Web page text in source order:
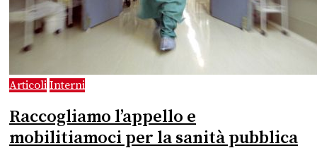
Articoli Interni
Raccogliamo l’appello e
mobilitiamoci per la sanità pubblica